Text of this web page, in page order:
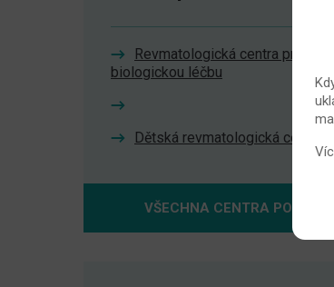
Revmatologická centra pro
biologickou léčbu
Dětská revmatologická centra
VŠECHNA CENTRA POMOCI